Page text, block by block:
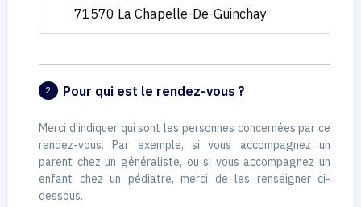
71570 La Chapelle-De-Guinchay
2 Pour qui est le rendez-vous ?
Merci d'indiquer qui sont les personnes concernées par ce
rendez-vous. Par exemple, si vous accompagnez un
parent chez un généraliste, ou si vous accompagnez un
enfant chez un pédiatre, merci de les renseigner ci-
dessous.